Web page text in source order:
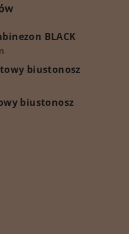
BLACK
5 gwiazdek.
biustonosz
5 gwiazdek.
biustonosz
5 gwiazdek.